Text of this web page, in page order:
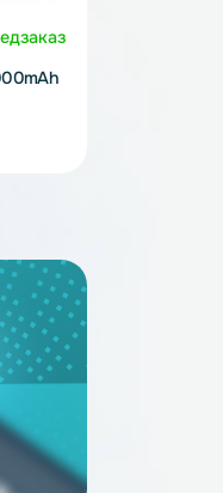
LiFePO4 163000mAh
3.2V